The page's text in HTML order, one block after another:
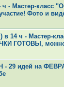
ч - Мастер-класс
Фото и
в 14 ч - Мастер-
ГОТОВЫ, можно
- 29 идей на